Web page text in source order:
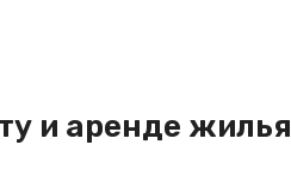
и аренде жилья